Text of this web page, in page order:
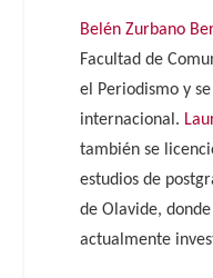
Belén Zurbano
Facultad de
el Periodismo y
internacional.
también se
estudios de
de Olavide,
actualmente